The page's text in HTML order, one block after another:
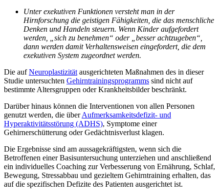
Unter exekutiven Funktionen versteht man in der
Hirnforschung die geistigen Fähigkeiten, die das menschliche
Denken und Handeln steuern. Wenn Kinder aufgefordert
werden, „sich zu benehmen“ oder „besser achtzugeben“,
dann werden damit Verhaltensweisen eingefordert, die dem
exekutiven System zugeordnet werden.
Die aufNeuroplastizitätausgerichteten Maßnahmen des in dieser
Studie untersuchten Gehirntrainingsprogramms sind nicht auf
bestimmte Altersgruppen oder Krankheitsbilder beschränkt.
Darüber hinaus können die Interventionen von allen Personen
genutzt werden, die überAufmerksamkeitsdefizit- und
Hyperaktivitätsstörung (ADHS), Symptome einer
Gehirnerschütterung oder Gedächtnisverlust klagen.
Die Ergebnisse sind am aussagekräftigsten, wenn sich die
Betroffenen einer Basisuntersuchung unterziehen und anschließend
ein individuelles Coaching zur Verbesserung von Ernährung, Schlaf,
Bewegung, Stressabbau und gezieltem Gehirntraining erhalten, das
auf die spezifischen Defizite des Patienten ausgerichtet ist.